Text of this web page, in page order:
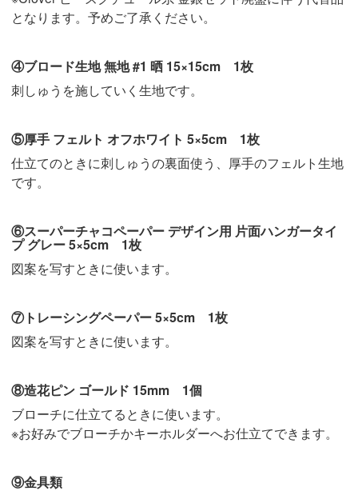
となります。予めご了承ください。
④ブロード生地 無地 #1 晒 15×15cm 1枚
刺しゅうを施していく生地です。
⑤厚手 フェルト オフホワイト 5×5cm 1枚
仕立てのときに刺しゅうの裏面使う、厚手のフェルト生地
です。
⑥スーパーチャコペーパー デザイン用 片面ハンガータイ
プ グレー 5×5cm 1枚
図案を写すときに使います。
⑦トレーシングペーパー 5×5cm 1枚
図案を写すときに使います。
⑧造花ピン ゴールド 15mm 1個
ブローチに仕立てるときに使います。
※お好みでブローチかキーホルダーへお仕立てできます。
⑨金具類